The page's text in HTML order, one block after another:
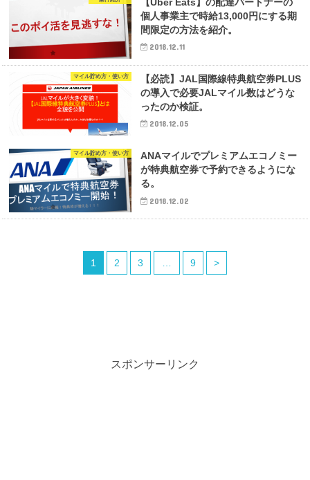
個人事業主で時給13,000円にする期
間限定の方法を紹介。
2018.12.11
マイル貯め方・使い方
【必読】JAL国際線特典航空券PLUS
の導入で必要JALマイル数はどうな
ったのか検証。
2018.12.05
マイル貯め方・使い方
ANAマイルでプレミアムエコノミー
が特典航空券で予約できるようにな
る。
2018.12.02
1 2 3 9 >
スポンサーリンク